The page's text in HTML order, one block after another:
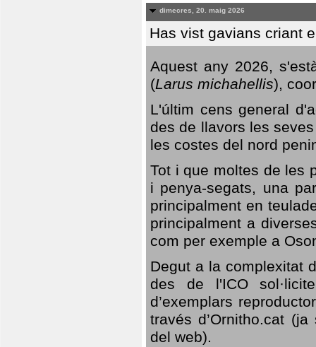
dimecres, 20. maig 2026
Has vist gavians criant
Aquest any 2026,
(Larus michahellis),
L'últim cens general
des de llavors les
les costes del nord
Tot i que moltes de les
i penya-segats, una
principalment en
principalment a
com per exemple a
Degut a la complexitat
des de l'ICO
d’exemplars
través d’Ornitho.cat
del web).